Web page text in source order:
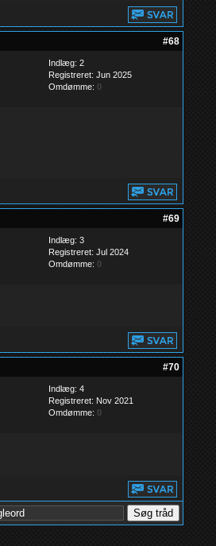
#68
Indlæg: 2
Registreret: Jun 2025
Omdømme: 0
#69
Indlæg: 3
Registreret: Jul 2024
Omdømme: 0
#70
Indlæg: 4
Registreret: Nov 2021
Omdømme: 0